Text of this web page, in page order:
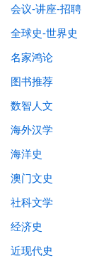
会议-讲座-招聘
全球史-世界史
名家鸿论
图书推荐
数智人文
海外汉学
海洋史
澳门文史
社科文学
经济史
近现代史